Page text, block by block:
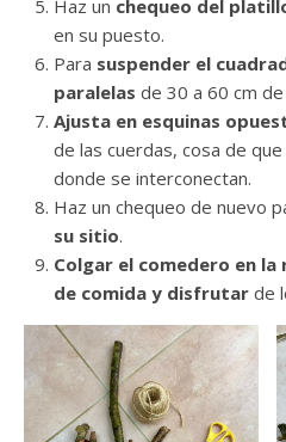
Haz un chequeo del
en su puesto.
Para suspender el
paralelas de 30 a 60 cm
Ajusta en esquinas
de las cuerdas, cosa de
donde se interconectan.
Haz un chequeo de nuevo
su sitio.
Colgar el comedero en la
de comida y disfrutar de